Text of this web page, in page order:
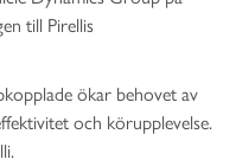
till Pirellis
ökar behovet av
och körupplevelse.